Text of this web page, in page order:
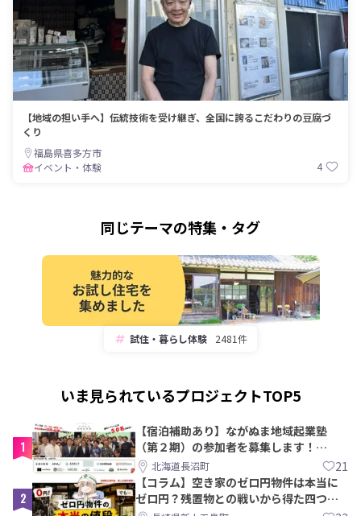
【地域の担い手へ】伝統技術を受け継ぎ、全国に誇るこだわりの豆腐づ
くり
福島県喜多方市
イベント・体験
4
同じテーマの特集・タグ
試住・暮らし体験 2481件
いま見られているプロジェクトTOP5
1
【宿泊補助あり】ながぬま地域起業塾
（第２期）の参加者を募集します！
【8/21〆】
北海道長沼町 21
2
【コラム】空き家のゼロ円物件は本当に
ゼロ円？残置物との戦いから得た四つの